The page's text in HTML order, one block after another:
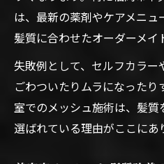
は、最新の薬剤やケアメニ
髪質に合わせたオーダーメイ
失敗例として、セルフカラ
ごわついたりムラになった
室でのメッシュ施術は、髪
選ばれている理由がここにあ